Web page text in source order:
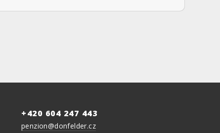
+420 604 247 443
penzion@donfelder.cz